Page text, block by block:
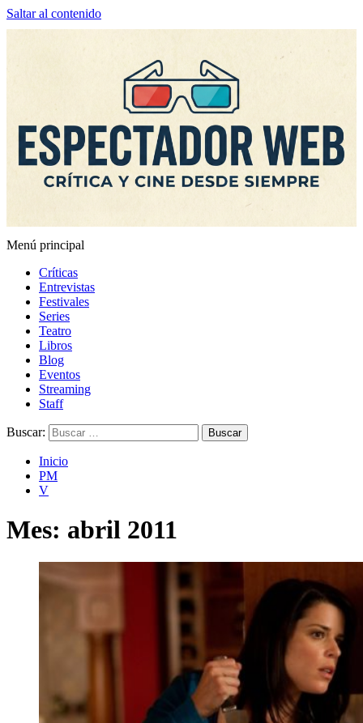
Saltar al contenido
Espectador Web
Menú principal
Críticas
Entrevistas
Festivales
Series
Teatro
Libros
Blog
Eventos
Streaming
Staff
Buscar:
Inicio
PM
V
Mes: abril 2011